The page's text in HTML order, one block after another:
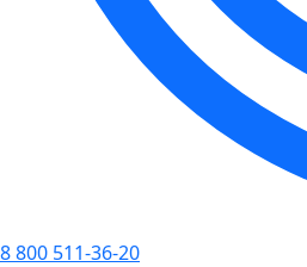
8 800 511-36-20